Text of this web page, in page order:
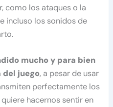
como los ataques o la
incluso los sonidos de
mucho y para bien
del juego, a pesar de usar
perfectamente los
hacernos sentir en